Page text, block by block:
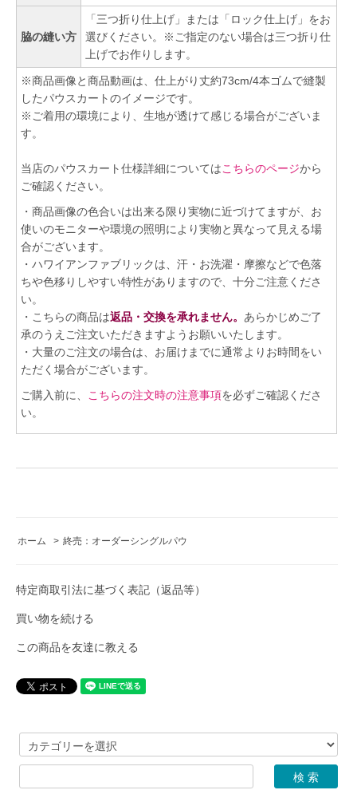
脇の縫い方
「三つ折り仕上げ」または「ロック仕上げ」をお
選びください。※ご指定のない場合は三つ折り仕
上げでお作りします。
※商品画像と商品動画は、仕上がり丈約73cm/4本ゴムで縫製
したパウスカートのイメージです。
※ご着用の環境により、生地が透けて感じる場合がございま
す。
当店のパウスカート仕様詳細についてはこちらのページから
ご確認ください。
・商品画像の色合いは出来る限り実物に近づけてますが、お
使いのモニターや環境の照明により実物と異なって見える場
合がございます。
・ハワイアンファブリックは、汗・お洗濯・摩擦などで色落
ちや色移りしやすい特性がありますので、十分ご注意くださ
い。
・こちらの商品は返品・交換を承れません。 あらかじめご了
承のうえご注文いただきますようお願いいたします。
・大量のご注文の場合は、お届けまでに通常よりお時間をい
ただく場合がございます。
ご購入前に、
こちらの注文時の注意事項を必ずご確認くださ
い。
ホーム > 終売：オーダーシングルパウ
特定商取引法に基づく表記（返品等）
買い物を続ける
この商品を友達に教える